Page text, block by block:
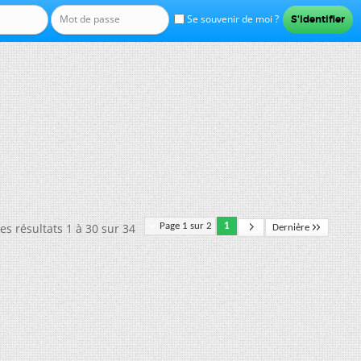
Se souvenir de moi ?
Page 1 sur 2 1 Dernière
résultats 1 à 30 sur 34